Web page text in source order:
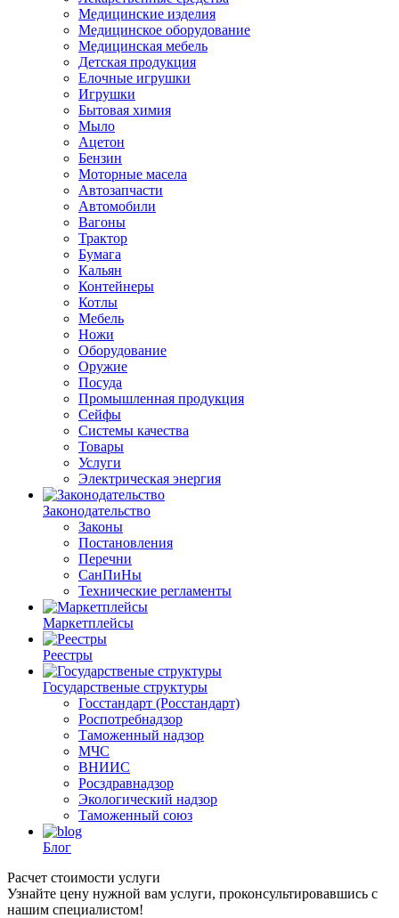
Медицинские изделия
Медицинское оборудование
Медицинская мебель
Детская продукция
Елочные игрушки
Игрушки
Бытовая химия
Мыло
Ацетон
Бензин
Моторные масела
Автозапчасти
Автомобили
Вагоны
Трактор
Бумага
Кальян
Контейнеры
Котлы
Мебель
Ножи
Оборудование
Оружие
Посуда
Промышленная продукция
Сейфы
Системы качества
Товары
Услуги
Электрическая энергия
Законодательство
Законы
Постановления
Перечни
СанПиНы
Технические регламенты
Маркетплейсы
Реестры
Государственые структуры
Госстандарт (Росстандарт)
Роспотребнадзор
Таможенный надзор
МЧС
ВНИИС
Росздравнадзор
Экологический надзор
Таможенный союз
Блог
Расчет стоимости услуги
Узнайте цену нужной вам услуги, проконсультировавшись с
нашим специалистом!